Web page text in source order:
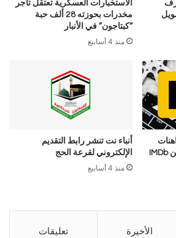
الاستخبارات العسكرية تعتقل تاجر
مخدرات بحوزته 28 ألف حبة
“كبتاجون” في الأنبار
منذ 4 أسابيع
الإلكترونية ويرفع الحظر عن IMDb
أنباء نت تنشر رابط التقديم
الإلكتروني لقرعة الحج
منذ 4 أسابيع
الأخيرة تعليقات